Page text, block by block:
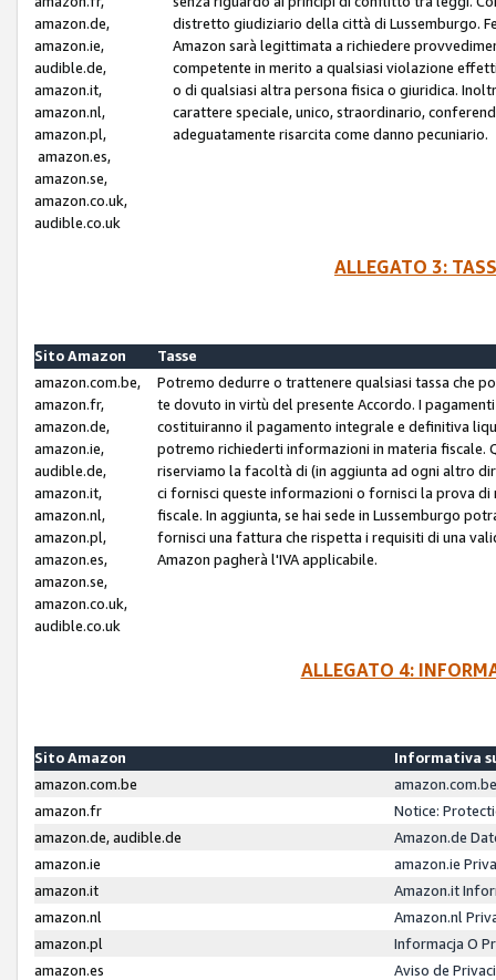
amazon.de,
amazon.ie,
audible.de,
amazon.it,
amazon.nl,
amazon.pl,
amazon.es,
amazon.se,
amazon.co.uk,
audible.co.uk
distretto giudiziario della città di Lussemburgo.
Amazon sarà legittimata a richiedere
competente in merito a qualsiasi violazione
o di qualsiasi altra persona fisica o giuridica.
carattere speciale, unico, straordinario,
adeguatamente risarcita come danno pecuniario.
ALLEGATO 3:
Sito Amazon
Tasse
amazon.com.be,
amazon.fr,
amazon.de,
amazon.ie,
audible.de,
amazon.it,
amazon.nl,
amazon.pl,
amazon.es,
amazon.se,
amazon.co.uk,
audible.co.uk
Potremo dedurre o trattenere qualsiasi tassa che
te dovuto in virtù del presente Accordo. I
costituiranno il pagamento integrale e definitiva
potremo richiederti informazioni in materia fiscale.
riserviamo la facoltà di (in aggiunta ad ogni altro
ci fornisci queste informazioni o fornisci la prova
fiscale. In aggiunta, se hai sede in Lussemburgo
fornisci una fattura che rispetta i requisiti di una
Amazon pagherà l'IVA applicabile.
ALLEGATO 4:
Sito Amazon
Informativa
amazon.com.be
amazon.fr
Notice:
amazon.de, audible.de
Amazon.de
amazon.ie
amazon.ie
amazon.it
Amazon.it
amazon.nl
Amazon.nl
amazon.pl
Informacja O
amazon.es
Aviso de